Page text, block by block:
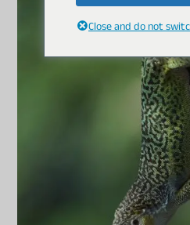
Close and do not